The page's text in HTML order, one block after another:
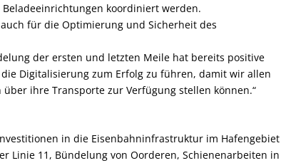
koordiniert werden.
für die Optimierung und Sicherheit des
der ersten und letzten Meile hat bereits positive
Digitalisierung zum Erfolg zu führen, damit wir allen
ihre Transporte zur Verfügung stellen können.“
in die Eisenbahninfrastruktur im Hafengebiet
Linie 11, Bündelung von Oorderen, Schienenarbeiten in